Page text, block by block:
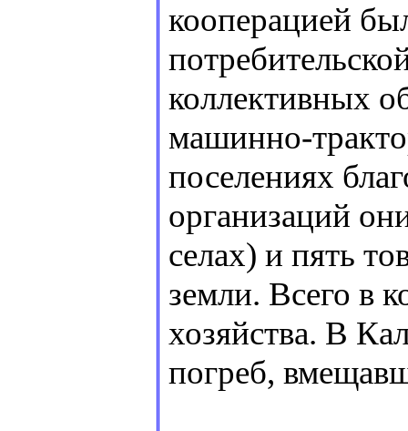
кооперацией
коллективных
машинно-
поселениях
организаций
селах) и пять
земли. Всего в
хозяйства. В
погреб,